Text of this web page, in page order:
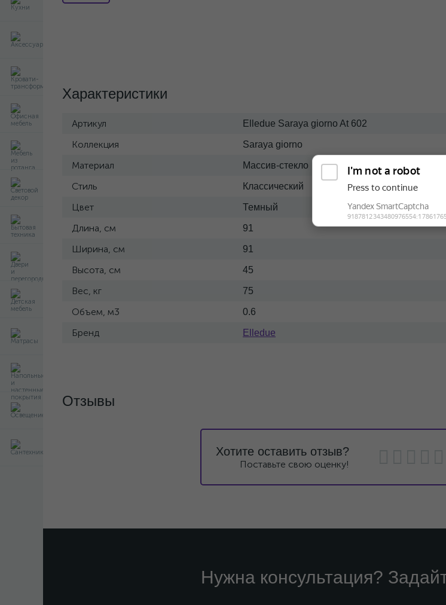
Характеристики
Артикул Elledue Saraya giorno At 602
Коллекция Saraya giorno
Материал Массив-стекло
Стиль Классический
Цвет Темный
Длина, см 91
Ширина, см 91
Высота, см 45
Вес, кг 75
Объем, м3 0.6
Бренд Elledue
Отзывы
Хотите оставить отзыв?
Поставьте свою оценку!
Нужна консультация?